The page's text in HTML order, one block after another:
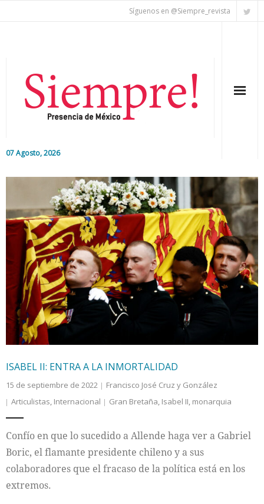
Síguenos en @Siempre_revista
07 Agosto, 2026
Editorial
Nacional
Colaboradores
Internacional
Cultura
ISABEL II: ENTRA A LA INMORTALIDAD
15 de septiembre de 2022
Francisco José Cruz y González
Articulistas, Internacional Gran Bretaña, Isabel II, monarquia
Confío en que lo sucedido a Allende haga ver a Gabriel
Boric, el flamante presidente chileno y a sus
colaboradores que el fracaso de la política está en los
extremos.